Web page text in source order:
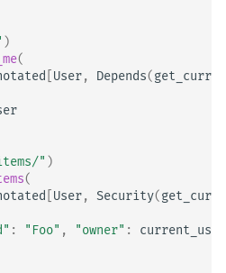
)
(
User, Depends(
" )
(
User, Security(
: "Foo" , "owner" : current_user